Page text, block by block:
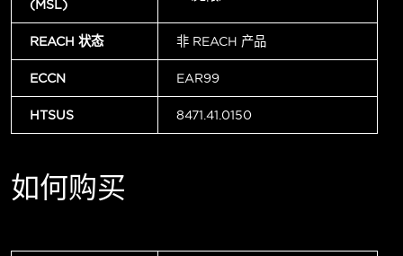
(MSL)
REACH 状态 非 REACH 产品
ECCN EAR99
HTSUS 8471.41.0150
如何购买